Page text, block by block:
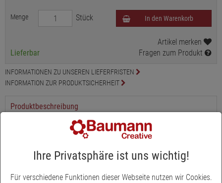
Menge Stück In den Warenkorb
Lieferbar
Artikel merken
Fragen zum Produkt
INFORMATIONEN ZU UNSEREN LIEFERFRISTEN
INFORMATION ZUR PRODUKTSICHERHEIT
Produktbeschreibung
Dieser Dekohänger Hirsch aus Holz setzt tolle Akzente in Ihre
winter- und weihnachtlichen Dekorationen. Toll als Beiwerk bei
Geschenkanhänger oder auch als Hänger für Ihren Christbaum.
beträgt 9 mm.
Ihre Privatsphäre ist uns wichtig!
Für verschiedene Funktionen dieser Webseite nutzen wir Cookies.